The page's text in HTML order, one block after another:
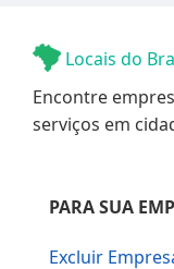
Locais do
Encontre
serviços em
PARA SUA
Excluir